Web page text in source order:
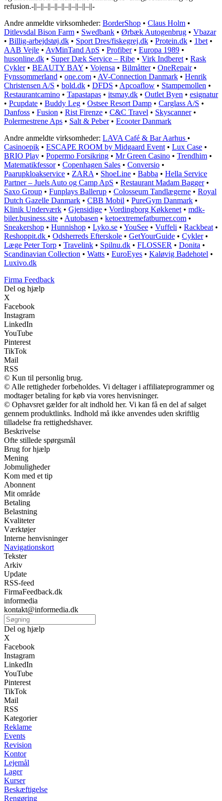
refusion.-||–||–||–||–||–||–||–||–||-
Andre anmeldte virksomheder: BorderShop • Claus Holm •
Ditlevsdal Bison Farm • Swedbank • Ørbæk Autogenbrug • Vbazar
• Billig-arbejdstøj.dk • Sport Dres/fiskegrej.dk • Protein.dk • 1bet•
AAB Vejle • AvMinTand ApS • Profiber• Europa 1989 •
husonline.dk • Super Dæk Service – Ribe • Virk Indberet• Rask
Cykler• BEAUTY BAY • Vojensa • Bilmåtter• OneRepair•
Fynssommerland • one.com • AV-Connection Danmark • Henrik
Christensen A/S • bold.dk • DFDS • Apcoaflow • Stampemollen •
Restaurantcamino • Tapastapas • itsmay.dk • Outlet Byen • esignatur
• Pcupdate • Buddy Leg • Ostsee Resort Damp • Carglass A/S •
Danfoss • Fusion • Rist Firenze • C&C Travel • Skyscanner•
Polermestrene Aps • Salt & Peber• Ecooter Danmark
Andre anmeldte virksomheder: LAVA Café & Bar Aarhus •
Casinoepik • ESCAPE ROOM by Midgaard Event• Lux Case •
BRIO Play • Popermo Forsikring • Mr Green Casino • Trendhim •
Matematikfessor• Copenhagen Sales • Conversio •
Paarupkloakservice • ZARA• ShoeLine • Babba • Hella Service
Partner – Juels Auto og Camp ApS • Restaurant Madam Bagger•
Saxo Group • Funplays Ballerup • Colosseum Tandlægerne • Royal
Dutch Gazelle Danmark • CBB Mobil • PureGym Danmark •
Klinik Underværk • Gjensidige • Vordingborg Køkkenet• mdk-
biler.business.site • Autobasen • ketoextremefatburner.com •
Sneakershop • Hunnishop • Lyko.se • YouSee • Vuffeli • Rackbeat•
Reshoppit.dk • Odsherreds Efterskole • GetYourGuide • Cykler•
Læge Peter Torp • Travelink • Spilnu.dk • FLOSSER • Donita •
Scandinavian Collection • Watts • EuroEyes • Kaløvig Badehotel •
Luxivo.dk
Firma Feedback
Del og hjælp
X
Facebook
Instagram
LinkedIn
YouTube
Pinterest
TikTok
Mail
RSS
© Kun til personlig brug.
© Alle rettigheder forbeholdes. Vi deltager i affiliateprogrammer og
modtager betaling for køb via vores henvisninger.
© Ophavsret gælder for alt indhold her. Vi kan få en del af salget
gennem produktlinks. Indhold må ikke anvendes uden skriftlig
tilladelse fra rettighedshaver.
Beskrivelse
Ofte stillede spørgsmål
Brug for hjælp
Mening
Jobmuligheder
Kom med et tip
Abonnent
Mit område
Betaling
Belastning
Kvaliteter
Værktøjer
Interne henvisninger
Navigationskort
Tekster
Arkiv
Update
RSS-feed
FirmaFeedback.dk
informedia
kontakt@informedia.dk
Del og hjælp
X
Facebook
Instagram
LinkedIn
YouTube
Pinterest
TikTok
Mail
RSS
Kategorier
Reklame
Events
Revision
Kontor
Lejemål
Lager
Kurser
Beskæftigelse
Rengøring